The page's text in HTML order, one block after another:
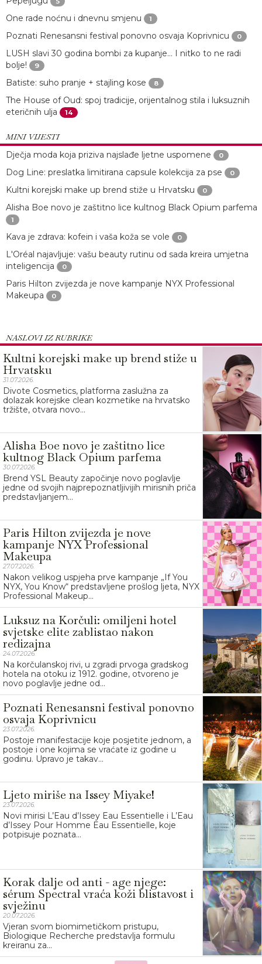
One rade noćnu i dnevnu smjenu 1
Poznati Renesansni festival ponovno osvaja Koprivnicu 0
LUSH slavi 30 godina bombi za kupanje… I nitko to ne radi
bolje!
9
Batiste: suho pranje + stajling kose 8
The House of Oud: spoj tradicije, orijentalnog stila i luksuznih
eteričnih ulja
14
MINI VIJESTI
Dječja moda koja priziva najslađe ljetne uspomene
0
Dog Line: preslatka limitirana capsule kolekcija za pse 0
Kultni korejski make up brend stiže u Hrvatsku 0
Alisha Boe novo je zaštitno lice kultnog Black Opium parfema
1
Kava je zdrava: kofein i vaša koža se vole 0
L'Oréal najavljuje: vašu beauty rutinu od sada kreira umjetna
inteligencija
0
Paris Hilton zvijezda je nove kampanje NYX Professional
Makeupa
0
NASLOVI IZ RUBRIKE
Kultni korejski make up brend stiže u
Hrvatsku
31.07.2026.
Divote Cosmetics, platforma zaslužna za
dolazak korejske clean kozmetike na hrvatsko
tržište, otvara novo...
Alisha Boe novo je zaštitno lice
kultnog Black Opium parfema
30.07.2026.
Brend YSL Beauty započinje novo poglavlje
jedne od svojih najprepoznatljivijih mirisnih priča
predstavljanjem...
Paris Hilton zvijezda je nove
kampanje NYX Professional
Makeupa
27.07.2026.
Nakon velikog uspjeha prve kampanje „If You
NYX, You Know“ predstavljene prošlog ljeta, NYX
Professional Makeup...
Luksuz na Korčuli: omiljeni hotel
svjetske elite zablistao nakon
redizajna
24.07.2026.
Na korčulanskoj rivi, u zgradi prvoga gradskog
hotela na otoku iz 1912. godine, otvoreno je
novo poglavlje jedne od...
Poznati Renesansni festival ponovno
osvaja Koprivnicu
23.07.2026.
Postoje manifestacije koje posjetite jednom, a
postoje i one kojima se vraćate iz godine u
godinu. Upravo je takav...
Ljeto miriše na Issey Miyake!
23.07.2026.
Novi mirisi L’Eau d’Issey Eau Essentielle i L’Eau
d’Issey Pour Homme Eau Essentielle, koje
potpisuje poznata...
Korak dalje od anti - age njege:
sérum Spectral vraća koži blistavost i
svježinu
20.07.2026.
Vjeran svom biomimetičkom pristupu,
Biologique Recherche predstavlja formulu
kreiranu za...